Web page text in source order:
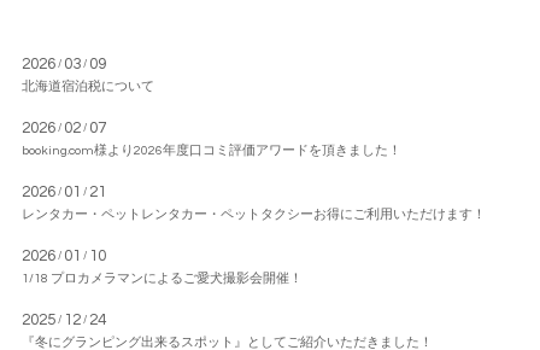
2026 / 03 / 09
北海道宿泊税について
2026 / 02 / 07
booking.com様より2026年度口コミ評価アワードを頂きました！
2026 / 01 / 21
レンタカー・ペットレンタカー・ペットタクシーお得にご利用いただけます！
2026 / 01 / 10
1/18 プロカメラマンによるご愛犬撮影会開催！
2025 / 12 / 24
『冬にグランピング出来るスポット』としてご紹介いただきました！